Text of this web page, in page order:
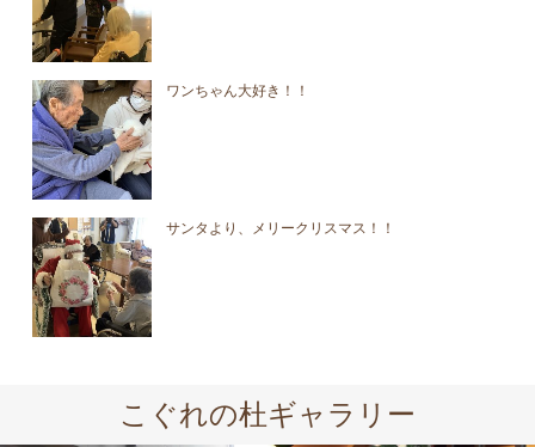
ワンちゃん大好き！！
サンタより、メリークリスマス！！
こぐれの杜ギャラリー